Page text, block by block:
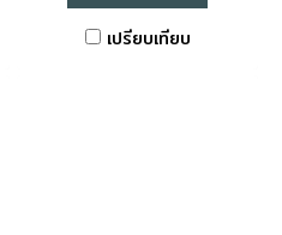
เปรียบเทียบ